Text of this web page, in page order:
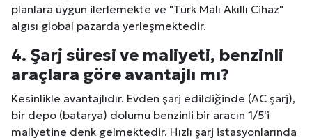
planlara uygun ilerlemekte ve "Türk Malı Akıllı Cihaz"
algısı global pazarda yerleşmektedir.
4. Şarj süresi ve maliyeti, benzinli
araçlara göre avantajlı mı?
Kesinlikle avantajlıdır. Evden şarj edildiğinde (AC şarj),
bir depo (batarya) dolumu benzinli bir aracın 1/5'i
maliyetine denk gelmektedir. Hızlı şarj istasyonlarında